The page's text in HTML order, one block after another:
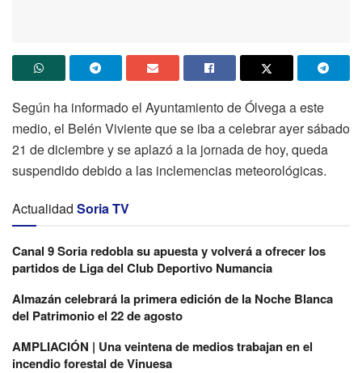
Según ha informado el Ayuntamiento de Ólvega a este
medio, el Belén Viviente que se iba a celebrar ayer sábado
21 de diciembre y se aplazó a la jornada de hoy, queda
suspendido debido a las inclemencias meteorológicas.
Actualidad Soria TV
Canal 9 Soria redobla su apuesta y volverá a ofrecer los
partidos de Liga del Club Deportivo Numancia
Almazán celebrará la primera edición de la Noche Blanca
del Patrimonio el 22 de agosto
AMPLIACIÓN | Una veintena de medios trabajan en el
incendio forestal de Vinuesa